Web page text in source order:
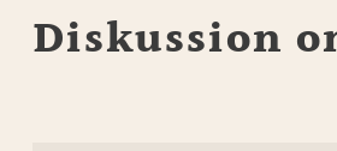
Diskussion